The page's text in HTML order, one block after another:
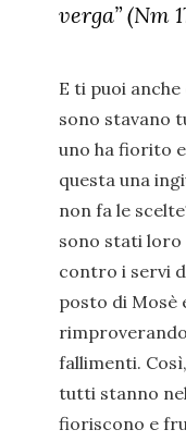
verga” (Nm
E ti puoi
sono stavano
uno ha fiorito
questa una
non fa le
sono stati
contro i servi
posto di Mosè
fallimenti.
tutti stanno
fioriscono e